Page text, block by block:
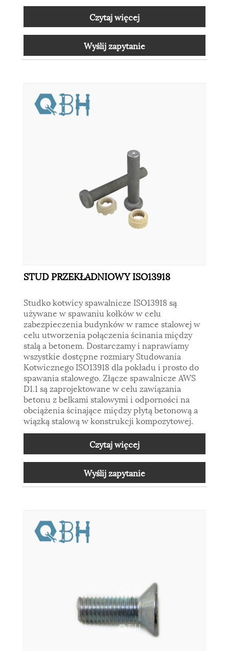
Czytaj więcej
Wyślij zapytanie
STUD PRZEKŁADNIOWY ISO13918
Studko kotwicy spawalnicze ISO13918 są
używane w spawaniu kołków w celu
zabezpieczenia budynków w ramce stalowej w
celu utworzenia połączenia ścinania między
stalą a betonem. Dostarczamy i naprawiamy
wszystkie dostępne rozmiary Studowania
Kotwicznego ISO13918 dla pokładu i prosto do
spawania stalowego. Złącze spawalnicze AWS
D1.1 są zaprojektowane w celu zawiązania
betonu z belkami stalowymi i odporności na
obciążenia ścinające między płytą betonową a
wiązką stalową w konstrukcji kompozytowej.
Czytaj więcej
Wyślij zapytanie